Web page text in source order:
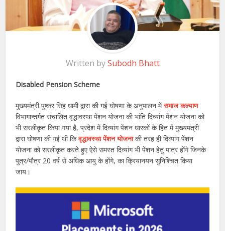
Written bySubodh Bhatt
Disabled Pension Scheme
मुख्यमंत्री पुष्कर सिंह धामी द्वारा की गई घोषणा के अनुपालन मेंसमाज कल्याण
विभागान्तर्गत संचालित वृद्धावस्था पेंशन योजना की भांति दिव्यांग पेंशन योजना को
भी सरलीकृत किया गया है, प्रदेश में दिव्यांग पेंशन धारकों के हित में मुख्यमंत्री
द्वारा घोषणा की गई थी किवृद्धावस्था पेंशन योजनाकी तरह ही दिव्यांग पेंशन
योजना को सरलीकृत करते हुए ऐसे समस्त दिव्यांग भी पेंशन हेतु पात्र होंगे जिनके
पुत्र/पौत्र 20 वर्ष से अधिक आयु के होंगे, का क्रियानयन सुनिश्चित किया
जाय।